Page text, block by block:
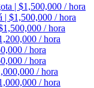
| $1,500,000 / hora
| $1,500,000 / hora
/ hora
/ hora
/ hora
/ hora
/ hora
/ hora